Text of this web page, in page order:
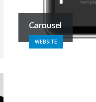
Carousel
WEBSITE